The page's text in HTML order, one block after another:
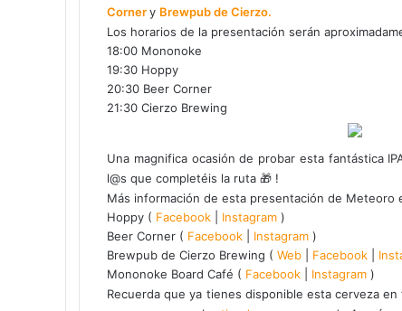
Cornery Brewpub de Cierzo.
Los horarios de la presentación serán
18:00 Mononoke
19:30 Hoppy
20:30 Beer Corner
21:30 Cierzo Brewing
Una magnifica ocasión de probar esta fantástica
l@s que completéis la ruta 🎁 !
Más información de esta presentación de
Hoppy ( Facebook Instagram )
Beer Corner ( Facebook Instagram )
Brewpub de Cierzo Brewing ( Web Facebook
Mononoke Board Café ( Facebook Instagram )
Recuerda que ya tienes disponible esta cerveza